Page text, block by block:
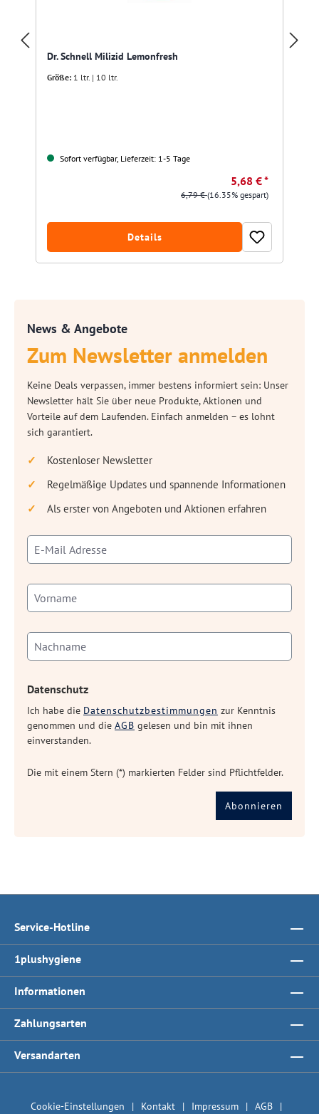
Dr. Schnell Milizid Lemonfresh
Größe: 1 ltr. | 10 ltr.
Sofort verfügbar, Lieferzeit: 1-5 Tage
5,68 € *
6,79 €(16.35% gespart)
Details
News & Angebote
Zum Newsletter anmelden
Keine Deals verpassen, immer bestens informiert sein: Unser
Newsletter hält Sie über neue Produkte, Aktionen und
Vorteile auf dem Laufenden. Einfach anmelden – es lohnt
sich garantiert.
Kostenloser Newsletter
Regelmäßige Updates und spannende Informationen
Als erster von Angeboten und Aktionen erfahren
Datenschutz
Ich habe die Datenschutzbestimmungen zur Kenntnis
genommen und die AGB gelesen und bin mit ihnen
einverstanden.
Die mit einem Stern (*) markierten Felder sind Pflichtfelder.
Abonnieren
Service-Hotline
1plushygiene
Informationen
Zahlungsarten
Versandarten
Cookie-Einstellungen Kontakt Impressum AGB